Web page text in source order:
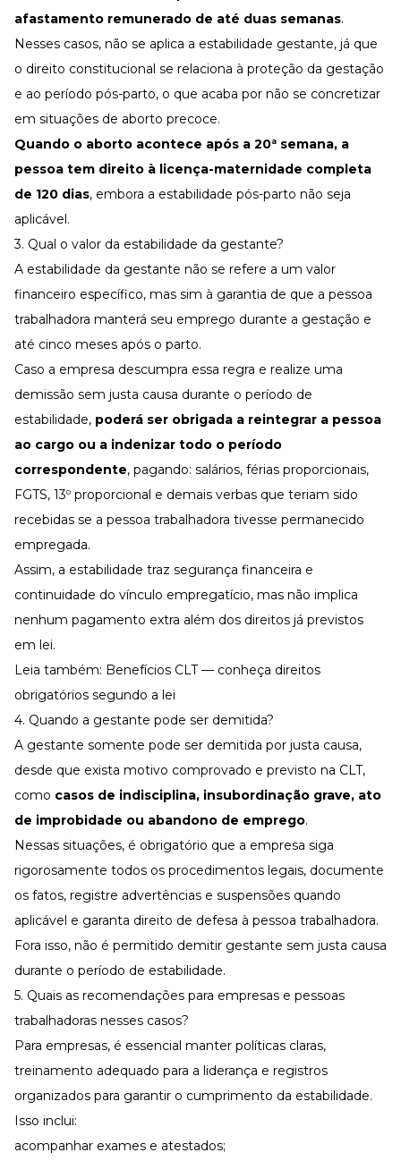
afastamento remunerado de até duas semanas.
Nesses casos, não se aplica a estabilidade gestante, já que
o direito constitucional se relaciona à proteção da gestação
e ao período pós-parto, o que acaba por não se concretizar
em situações de aborto precoce.
Quando o aborto acontece após a 20ª semana, a
pessoa tem direito à licença-maternidade completa
de 120 dias, embora a estabilidade pós-parto não seja
aplicável.
3. Qual o valor da estabilidade da gestante?
A estabilidade da gestante não se refere a um valor
financeiro específico, mas sim à garantia de que a pessoa
trabalhadora manterá seu emprego durante a gestação e
até cinco meses após o parto.
Caso a empresa descumpra essa regra e realize uma
demissão sem justa causa durante o período de
estabilidade, poderá ser obrigada a reintegrar a pessoa
ao cargo ou a indenizar todo o período
correspondente, pagando: salários, férias proporcionais,
FGTS, 13º proporcional e demais verbas que teriam sido
recebidas se a pessoa trabalhadora tivesse permanecido
empregada.
Assim, a estabilidade traz segurança financeira e
continuidade do vínculo empregatício, mas não implica
nenhum pagamento extra além dos direitos já previstos
em lei.
Leia também: Benefícios CLT — conheça direitos
obrigatórios segundo a lei
4. Quando a gestante pode ser demitida?
A gestante somente pode ser demitida por justa causa,
desde que exista motivo comprovado e previsto na CLT,
como casos de indisciplina, insubordinação grave, ato
de improbidade ou abandono de emprego.
Nessas situações, é obrigatório que a empresa siga
rigorosamente todos os procedimentos legais, documente
os fatos, registre advertências e suspensões quando
aplicável e garanta direito de defesa à pessoa trabalhadora.
Fora isso, não é permitido demitir gestante sem justa causa
durante o período de estabilidade.
5. Quais as recomendações para empresas e pessoas
trabalhadoras nesses casos?
Para empresas, é essencial manter políticas claras,
treinamento adequado para a liderança e registros
organizados para garantir o cumprimento da estabilidade.
Isso inclui:
acompanhar exames e atestados;